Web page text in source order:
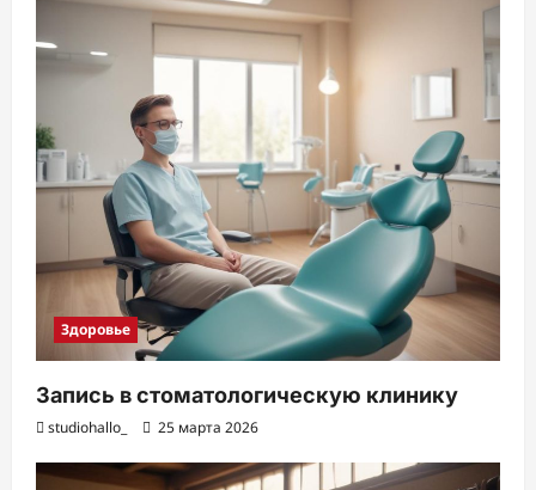
Здоровье
Запись в стоматологическую клинику
studiohallo_ 25 марта 2026